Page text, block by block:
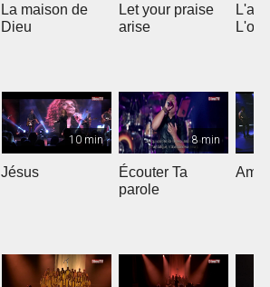
La maison de
Dieu
Let your praise
arise
10 min
Jésus
8 min
Écouter Ta
parole
Ami